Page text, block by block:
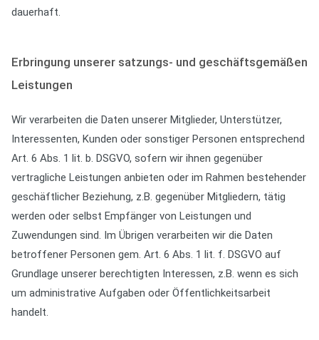
dauerhaft.
Erbringung unserer satzungs- und geschäftsgemäßen
Leistungen
Wir verarbeiten die Daten unserer Mitglieder, Unterstützer,
Interessenten, Kunden oder sonstiger Personen entsprechend
Art. 6 Abs. 1 lit. b. DSGVO, sofern wir ihnen gegenüber
vertragliche Leistungen anbieten oder im Rahmen bestehender
geschäftlicher Beziehung, z.B. gegenüber Mitgliedern, tätig
werden oder selbst Empfänger von Leistungen und
Zuwendungen sind. Im Übrigen verarbeiten wir die Daten
betroffener Personen gem. Art. 6 Abs. 1 lit. f. DSGVO auf
Grundlage unserer berechtigten Interessen, z.B. wenn es sich
um administrative Aufgaben oder Öffentlichkeitsarbeit
handelt.